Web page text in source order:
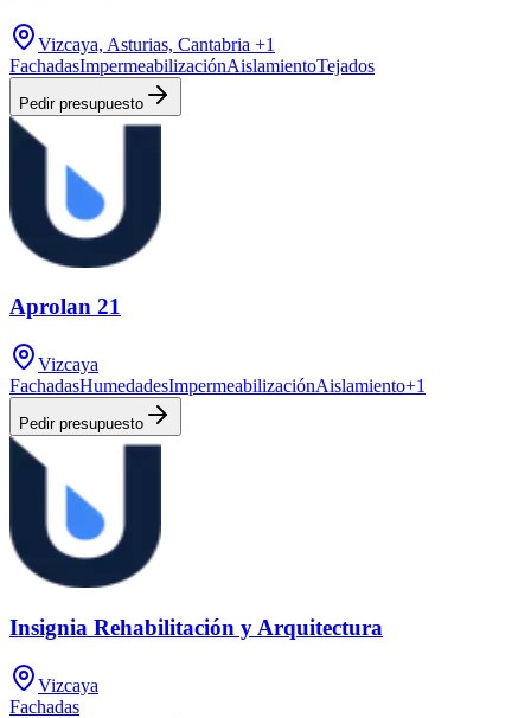
Vizcaya, Asturias, Cantabria +1
FachadasImpermeabilizaciónAislamientoTejados
Pedir presupuesto
Aprolan 21
Vizcaya
FachadasHumedadesImpermeabilizaciónAislamiento+1
Pedir presupuesto
Insignia Rehabilitación y Arquitectura
Vizcaya
Fachadas